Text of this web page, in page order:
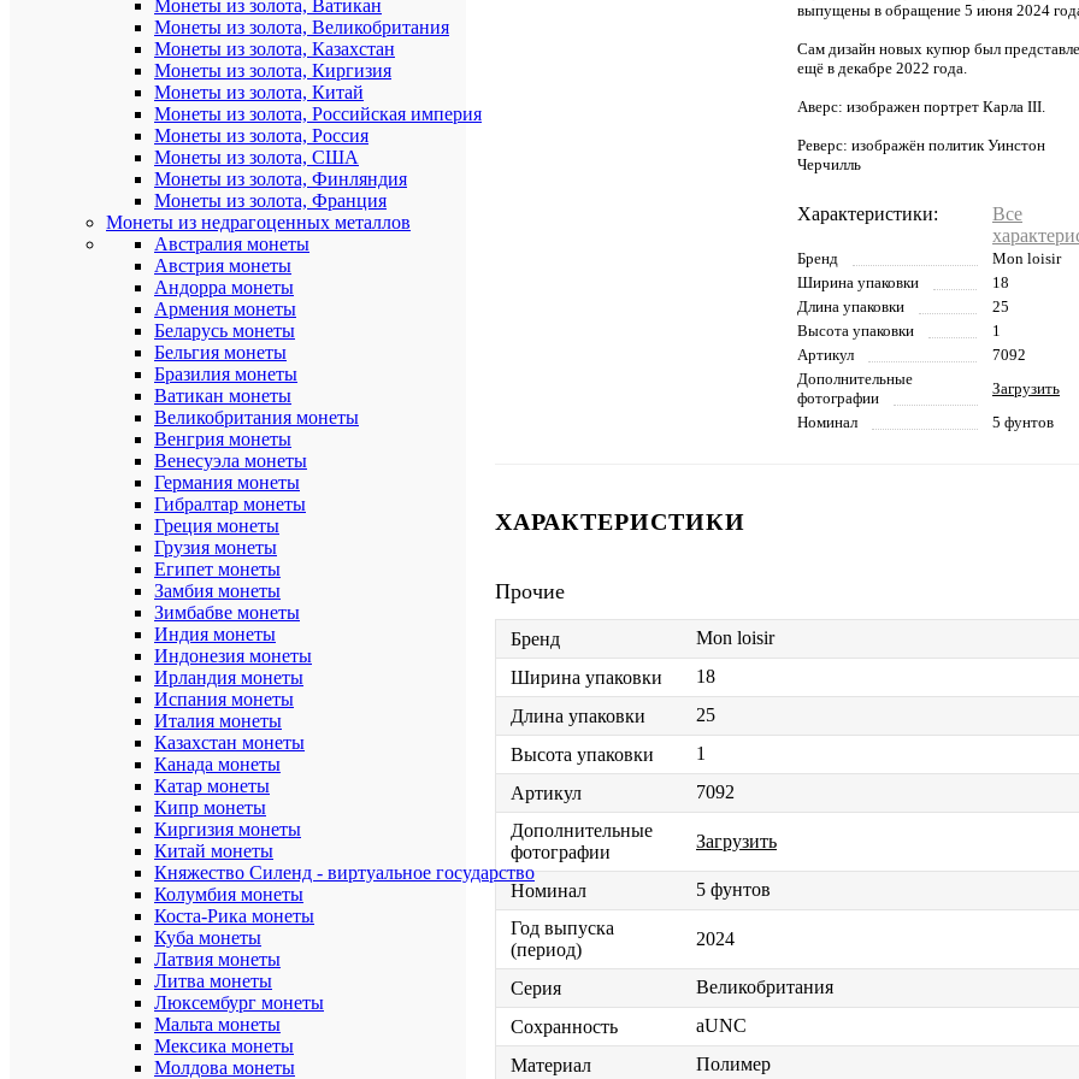
Монеты из золота, Ватикан
Монеты из золота, Великобритания
Монеты из золота, Казахстан
Монеты из золота, Киргизия
Монеты из золота, Китай
Монеты из золота, Российская империя
Монеты из золота, Россия
Монеты из золота, США
Монеты из золота, Финляндия
Монеты из золота, Франция
Монеты из недрагоценных металлов
Австралия монеты
Австрия монеты
Андорра монеты
Армения монеты
Беларусь монеты
Бельгия монеты
Бразилия монеты
Ватикан монеты
Великобритания монеты
Венгрия монеты
Венесуэла монеты
Германия монеты
Гибралтар монеты
Греция монеты
Грузия монеты
Египет монеты
Замбия монеты
Зимбабве монеты
Индия монеты
Индонезия монеты
Ирландия монеты
Испания монеты
Италия монеты
Казахстан монеты
Канада монеты
Катар монеты
Кипр монеты
Киргизия монеты
Китай монеты
Княжество Силенд - виртуальное государство
Колумбия монеты
Коста-Рика монеты
Куба монеты
Латвия монеты
Литва монеты
Люксембург монеты
Мальта монеты
Мексика монеты
Молдова монеты
выпущены в обращение 5 июня 2024
Сам дизайн новых купюр был
ещё в декабре 2022 года.
Аверс: изображен портрет Карла III.
Реверс: изображён политик Уинстон
Черчилль
Характеристики:
Все
Бренд
Mon loisir
Ширина упаковки
18
Длина упаковки
25
Высота упаковки
1
Артикул
7092
Дополнительные
фотографии
Загрузить
Номинал
5 фунтов
ХАРАКТЕРИСТИКИ
Прочие
Бренд
Mon loisir
Ширина упаковки
18
Длина упаковки
25
Высота упаковки
1
Артикул
7092
Дополнительные
фотографии
Загрузить
Номинал
5 фунтов
Год выпуска
(период)
2024
Серия
Великобритания
Сохранность
aUNC
Материал
Полимер